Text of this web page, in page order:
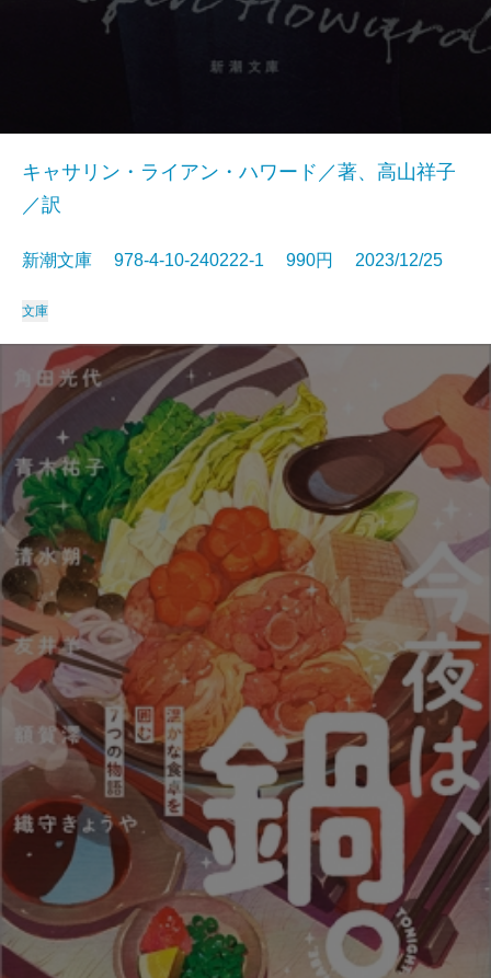
キャサリン・ライアン・ハワード／著、高山祥子
／訳
新潮文庫 978-4-10-240222-1 990円 2023/12/25
文庫